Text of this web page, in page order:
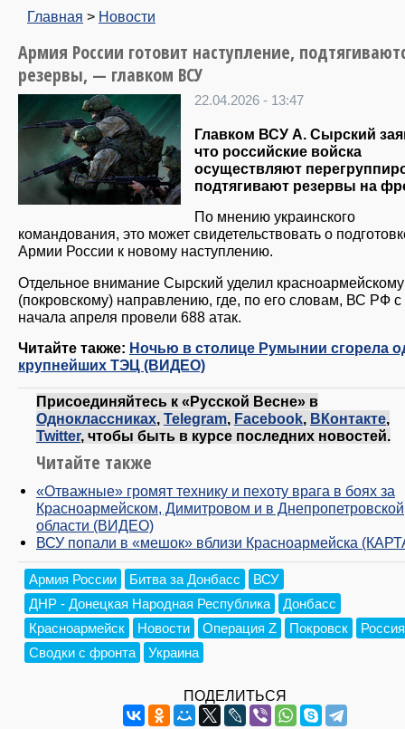
Главная > Новости
Армия России готовит наступление,
резервы, — главком ВСУ
22.04.2026 - 13:47
Главком ВСУ А. Сырский
что российские войска
осуществляют
подтягивают резервы на
По мнению украинского
командования, это может свидетельствовать о
Армии России к новому наступлению.
Отдельное внимание Сырский уделил красноармейскому
(покровскому) направлению, где, по его словам, ВС РФ с
начала апреля провели 688 атак.
Читайте также: Ночью в столице Румынии сгорела
крупнейших ТЭЦ (ВИДЕО)
Присоединяйтесь к «Русской Весне» в
Одноклассниках, Telegram, Facebook, ВКонтакте,
Twitter, чтобы быть в курсе последних новостей.
Читайте также
«Отважные» громят технику и пехоту врага в боях за
Красноармейском, Димитровом и в Днепропетровской
области (ВИДЕО)
ВСУ попали в «мешок» вблизи Красноармейска
Армия России Битва за Донбасс
ВСУ
ДНР - Донецкая Народная Республика
Донбасс
Красноармейск
Новости Операция Z Покровск
Россия
Сводки с фронта
Украина
ПОДЕЛИТЬСЯ